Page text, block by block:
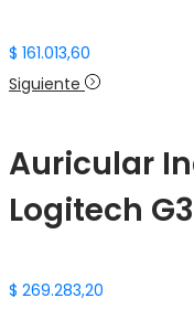
$ 161.013,60
Siguiente
Auricular
Logitech
$ 269.283,20